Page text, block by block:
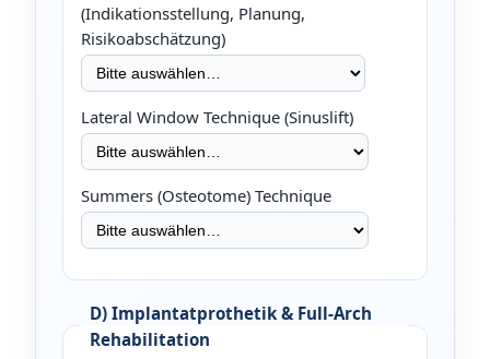
(Indikationsstellung, Planung,
Risikoabschätzung)
Lateral Window Technique (Sinuslift)
Summers (Osteotome) Technique
D) Implantatprothetik & Full-Arch
Rehabilitation